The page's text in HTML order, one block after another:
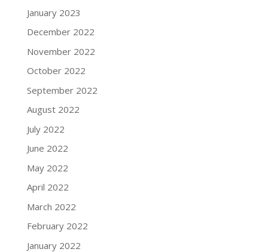
January 2023
December 2022
November 2022
October 2022
September 2022
August 2022
July 2022
June 2022
May 2022
April 2022
March 2022
February 2022
January 2022